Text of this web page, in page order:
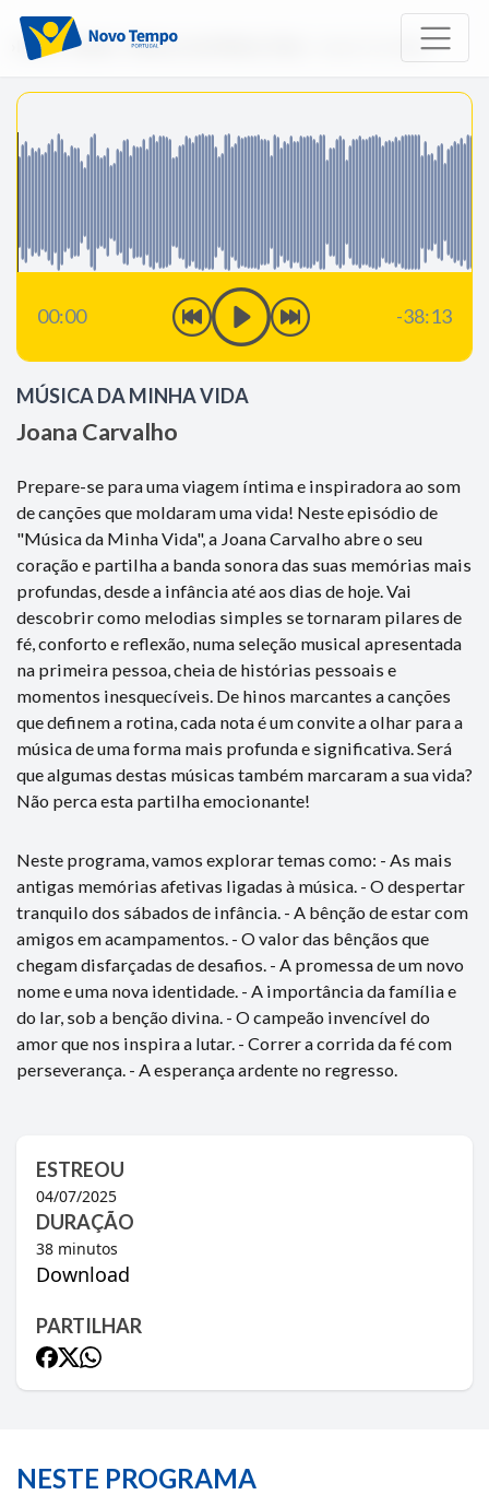
Início Rádio Música da Minha Vida Joana Carvalho
00:00 -38:13
MÚSICA DA MINHA VIDA
Joana Carvalho
Prepare-se para uma viagem íntima e inspiradora ao som
de canções que moldaram uma vida! Neste episódio de
"Música da Minha Vida", a Joana Carvalho abre o seu
coração e partilha a banda sonora das suas memórias mais
profundas, desde a infância até aos dias de hoje. Vai
descobrir como melodias simples se tornaram pilares de
fé, conforto e reflexão, numa seleção musical apresentada
na primeira pessoa, cheia de histórias pessoais e
momentos inesquecíveis. De hinos marcantes a canções
que definem a rotina, cada nota é um convite a olhar para a
música de uma forma mais profunda e significativa. Será
que algumas destas músicas também marcaram a sua vida?
Não perca esta partilha emocionante!
Neste programa, vamos explorar temas como: - As mais
antigas memórias afetivas ligadas à música. - O despertar
tranquilo dos sábados de infância. - A bênção de estar com
amigos em acampamentos. - O valor das bênçãos que
chegam disfarçadas de desafios. - A promessa de um novo
nome e uma nova identidade. - A importância da família e
do lar, sob a benção divina. - O campeão invencível do
amor que nos inspira a lutar. - Correr a corrida da fé com
perseverança. - A esperança ardente no regresso.
ESTREOU
04/07/2025
DURAÇÃO
38 minutos
Download
PARTILHAR
NESTE PROGRAMA